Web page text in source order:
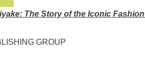
The Story of the Iconic
GROUP